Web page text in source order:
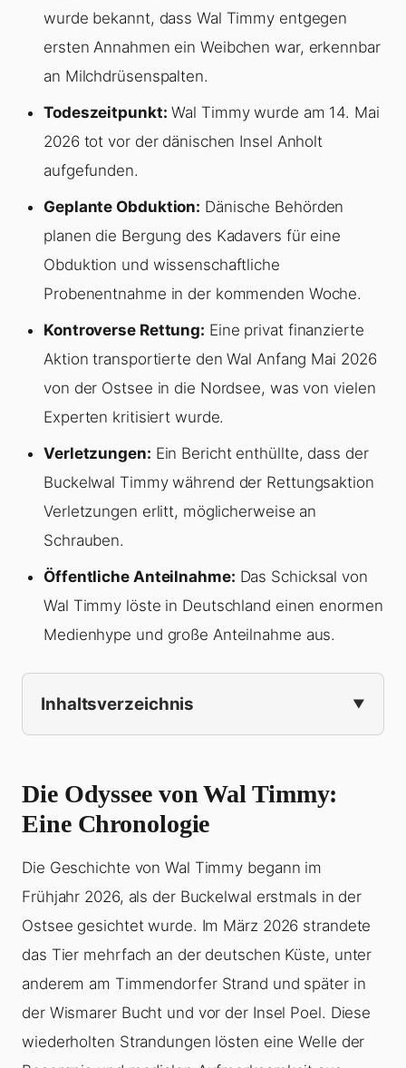
wurde bekannt, dass Wal Timmy entgegen
ersten Annahmen ein Weibchen war, erkennbar
an Milchdrüsenspalten.
Todeszeitpunkt: Wal Timmy wurde am 14. Mai
2026 tot vor der dänischen Insel Anholt
aufgefunden.
Geplante Obduktion: Dänische Behörden
planen die Bergung des Kadavers für eine
Obduktion und wissenschaftliche
Probenentnahme in der kommenden Woche.
Kontroverse Rettung: Eine privat finanzierte
Aktion transportierte den Wal Anfang Mai 2026
von der Ostsee in die Nordsee, was von vielen
Experten kritisiert wurde.
Verletzungen: Ein Bericht enthüllte, dass der
Buckelwal Timmy während der Rettungsaktion
Verletzungen erlitt, möglicherweise an
Schrauben.
Öffentliche Anteilnahme: Das Schicksal von
Wal Timmy löste in Deutschland einen enormen
Medienhype und große Anteilnahme aus.
Inhaltsverzeichnis
Die Odyssee von Wal Timmy:
Eine Chronologie
Die Geschichte von Wal Timmy begann im
Frühjahr 2026, als der Buckelwal erstmals in der
Ostsee gesichtet wurde. Im März 2026 strandete
das Tier mehrfach an der deutschen Küste, unter
anderem am Timmendorfer Strand und später in
der Wismarer Bucht und vor der Insel Poel. Diese
wiederholten Strandungen lösten eine Welle der